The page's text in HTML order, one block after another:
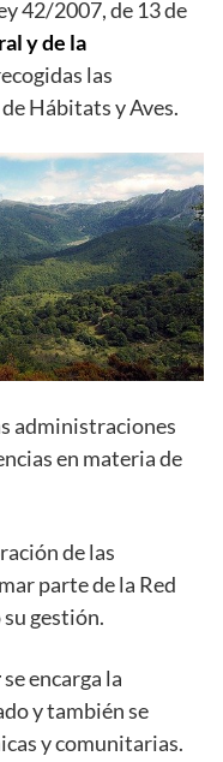
42/2007, de 13 de
y de la
las
Hábitats y Aves.
administraciones
en materia de
de las
parte de la Red
gestión.
se encarga la
y también se
y comunitarias.